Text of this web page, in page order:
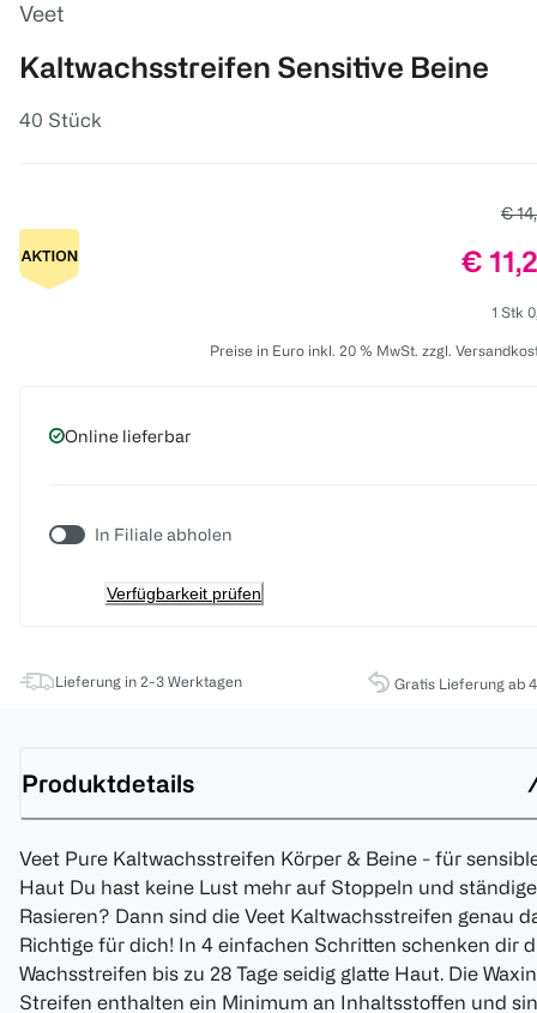
Veet
Kaltwachsstreifen Sensitive Beine
40 Stück
€
Preis:
€
1 Stk
Preise in Euro inkl. 20 % MwSt. zzgl.
Online lieferbar
In Filiale abholen
Verfügbarkeit prüfen
Lieferung in 2-3 Werktagen Gratis Lieferung ab
Produktdetails
Veet Pure Kaltwachsstreifen Körper & Beine - für
Haut Du hast keine Lust mehr auf Stoppeln und
Rasieren? Dann sind die Veet Kaltwachsstreifen genau
Richtige für dich! In 4 einfachen Schritten schenken dir
Wachsstreifen bis zu 28 Tage seidig glatte Haut. Die
Streifen enthalten ein Minimum an Inhaltsstoffen und